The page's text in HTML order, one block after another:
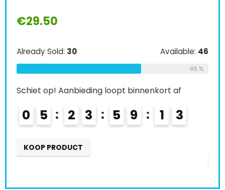
€29.50
Already Sold: 30 Available: 46
65 %
Schiet op! Aanbieding loopt binnenkort af
0 5 2 3 5 9 1 2
KOOP PRODUCT